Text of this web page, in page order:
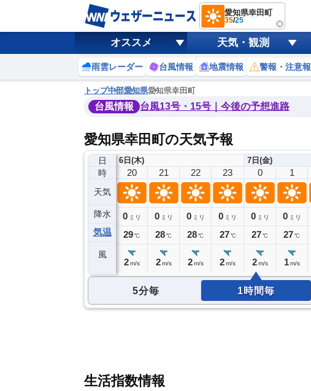
愛知県幸田町
35/25
オススメ 天気・観測
雨雲レーダー 台風情報 地震情報 警報・注意報
トップ中部愛知県愛知県幸田町
台風情報 台風13号・15号｜今後の予想進路
愛知県幸田町の天気予報
日
時
天気
降水
気温
風
6日(木)
19
0ミリ
29℃
20
0 ミリ
29℃
2 m/s
21
0 ミリ
28℃
2 m/s
22
0 ミリ
28℃
2 m/s
23
0 ミリ
27 ℃
2m/s
7日(金)
0
0 ミリ
27℃
2 m/s
1
0 ミリ
27℃
1 m/s
5分毎 1時間毎
生活指数情報